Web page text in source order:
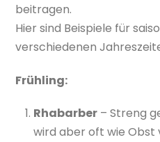
beitragen.
Hier sind Beispiele für
verschiedenen
Frühling:
Rhabarber – Streng
wird aber oft wie Obst